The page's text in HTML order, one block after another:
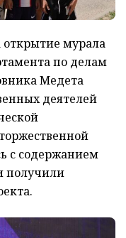
открытие мурала
по делам
Медета
деятелей
с содержанием
получили